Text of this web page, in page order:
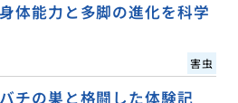
体能力と多脚の進化を科学
害虫
チの巣と格闘した体験記